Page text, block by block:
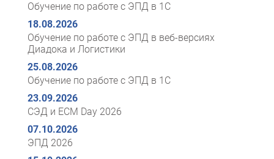
Обучение по работе с ЭПД в 1С
18.08.2026
Обучение по работе с ЭПД в веб-версиях
Диадока и Логистики
25.08.2026
Обучение по работе с ЭПД в 1С
23.09.2026
СЭД и ECM Day 2026
07.10.2026
ЭПД 2026